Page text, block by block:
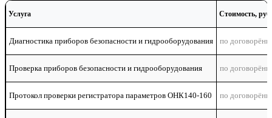
Услуга Стоимость, руб.
Диагностика приборов безопасности и гидрооборудования
Проверка приборов безопасности и гидрооборудования
Протокол проверки регистратора параметров ОНК140-160